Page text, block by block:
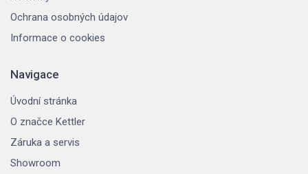
Ochrana osobných údajov
Informace o cookies
Navigace
Úvodní stránka
O značce Kettler
Záruka a servis
Showroom